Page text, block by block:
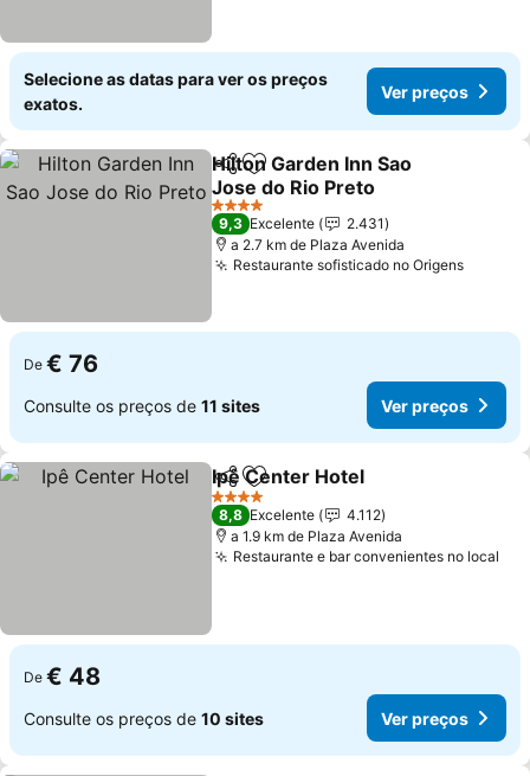
Selecione as datas para ver os preços
exatos.
Ver preços
PartilharAdicionar aos favoritos
Hilton Garden Inn Sao
Jose do Rio Preto
4 Estrelas
9,3 Excelente
2.431
a 2.7 km de Plaza Avenida
Restaurante sofisticado no Origens
De € 76
Consulte os preços de 11 sites Ver preços
PartilharAdicionar aos favoritos
Ipê Center Hotel
4 Estrelas
8,8 Excelente
4.112
a 1.9 km de Plaza Avenida
Restaurante e bar convenientes no local
De € 48
Consulte os preços de 10 sites Ver preços